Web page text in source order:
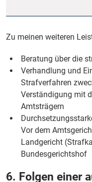
Zu meinen weiteren
Beratung über die
Verhandlung und
Strafverfahren
Verständigung mit
Amtsträgern
Vor dem
Landgericht
Bundesgerichtshof
6. Folgen einer